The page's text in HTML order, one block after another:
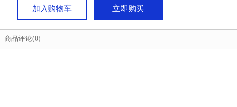
加入购物车 立即购买
商品评论(0)